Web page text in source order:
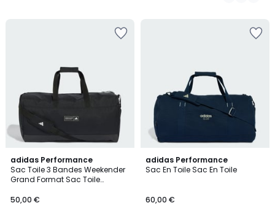
adidas Performance
Sac Toile 3 Bandes Weekender
Grand Format Sac Toile
Format
50,00 €
adidas Performance
Sac En Toile Sac En Toile
60,00 €